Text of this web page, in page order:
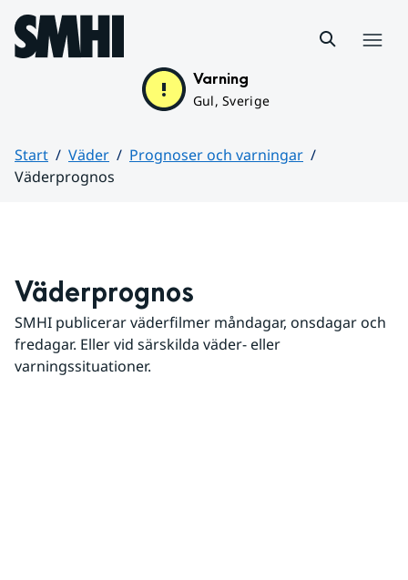
Hoppa till sidans innehåll
Varning
Gul, Sverige
Start Väder
Prognoser och varningar
Väderprognos
Väderprognos
SMHI publicerar väderfilmer måndagar, onsdagar och
fredagar. Eller vid särskilda väder- eller
varningssituationer.